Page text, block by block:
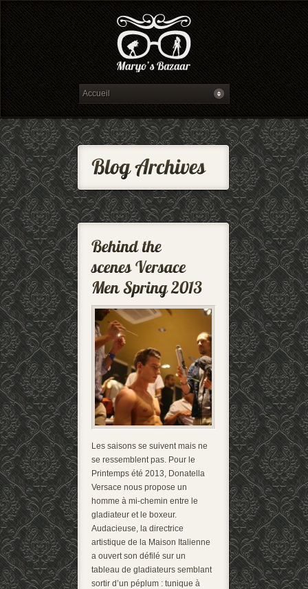
Les saisons se suivent mais ne
se ressemblent pas. Pour le
Printemps été 2013, Donatella
Versace nous propose un
homme à mi-chemin entre le
gladiateur et le boxeur.
Audacieuse, la directrice
artistique de la Maison Italienne
a ouvert son défilé sur un
tableau de gladiateurs semblant
sortir d’un péplum : tunique à